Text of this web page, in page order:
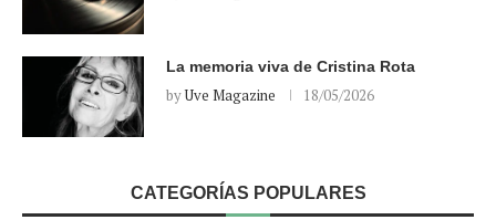
La memoria viva de Cristina Rota
byUve Magazine 18/05/2026
CATEGORÍAS POPULARES